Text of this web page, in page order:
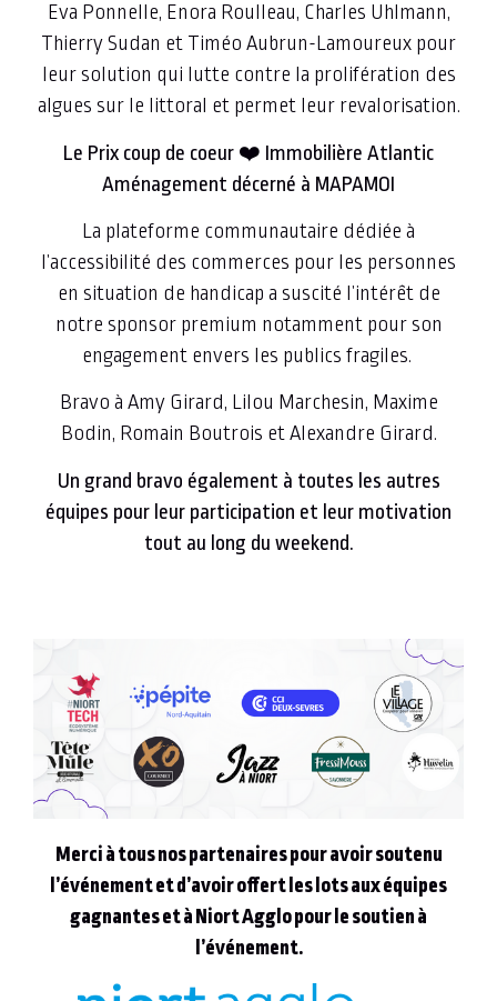
Eva Ponnelle, Enora Roulleau, Charles Uhlmann,
Thierry Sudan et Timéo Aubrun-Lamoureux pour
leur solution qui lutte contre la prolifération des
algues sur le littoral et permet leur revalorisation.
Le Prix coup de coeur ❤️ Immobilière Atlantic
Aménagement décerné à MAPAMOI
La plateforme communautaire dédiée à
l’accessibilité des commerces pour les personnes
en situation de handicap a suscité l’intérêt de
notre sponsor premium notamment pour son
engagement envers les publics fragiles.
Bravo à Amy Girard, Lilou Marchesin, Maxime
Bodin, Romain Boutrois et Alexandre Girard.
Un grand bravo également à toutes les autres
équipes pour leur participation et leur motivation
tout au long du weekend.
Merci à tous nos partenaires pour avoir soutenu
l’événement et d’avoir offert les lots aux équipes
gagnantes et à Niort Agglo pour le soutien à
l’événement.